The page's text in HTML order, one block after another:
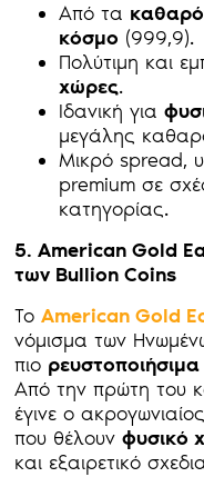
Από τα
κόσμο (999,9).
Πολύτιμη και
χώρες.
Ιδανική για
μεγάλης
Μικρό spread,
premium σε
κατηγορίας.
5. American Gold
των Bullion Coins
ΤοAmerican Gold
νόμισμα των
πιο
Από την πρώτη του
έγινε ο
που θέλουνφυσικό
και εξαιρετικό